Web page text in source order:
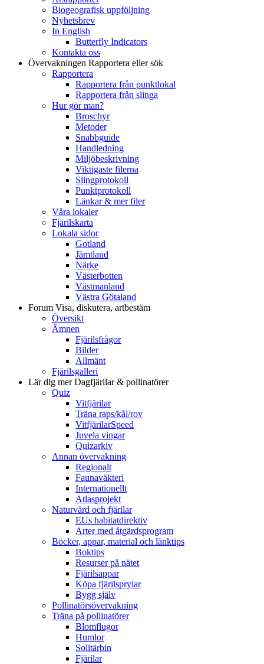
Biogeografisk uppföljning
Nyhetsbrev
In English
Butterfly Indicators
Kontakta oss
Övervakningen Rapportera eller sök
Rapportera
Rapportera från punktlokal
Rapportera från slinga
Hur gör man?
Broschyr
Metoder
Snabbguide
Handledning
Miljöbeskrivning
Viktigaste filerna
Slingprotokoll
Punktprotokoll
Länkar & mer filer
Våra lokaler
Fjärilskarta
Lokala sidor
Gotland
Jämtland
Närke
Västerbotten
Västmanland
Västra Götaland
Forum Visa, diskutera, artbestäm
Översikt
Ämnen
Fjärilsfrågor
Bilder
Allmänt
Fjärilsgalleri
Lär dig merDagfjärilar & pollinatörer
Quiz
Vitfjärilar
Träna raps/kål/rov
VitfjärilarSpeed
Juvela vingar
Quizarkiv
Annan övervakning
Regionalt
Faunaväkteri
Internationellt
Atlasprojekt
Naturvård och fjärilar
EUs habitatdirektiv
Arter med åtgärdsprogram
Böcker, appar, material och länktips
Boktips
Resurser på nätet
Fjärilsappar
Köpa fjärilsprylar
Bygg själv
Pollinatörsövervakning
Träna på pollinatörer
Blomflugor
Humlor
Solitärbin
Fjärilar